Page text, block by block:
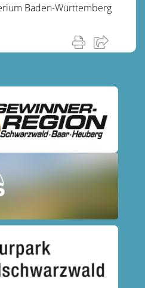
Baden-Württemberg